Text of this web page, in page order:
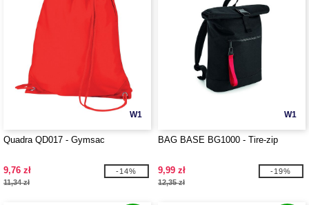
W1
Quadra QD017 - Gymsac
9,76 zł
11,34 zł
-14%
W1
BAG BASE BG1000 - Tire-zip
9,99 zł
12,35 zł
-19%